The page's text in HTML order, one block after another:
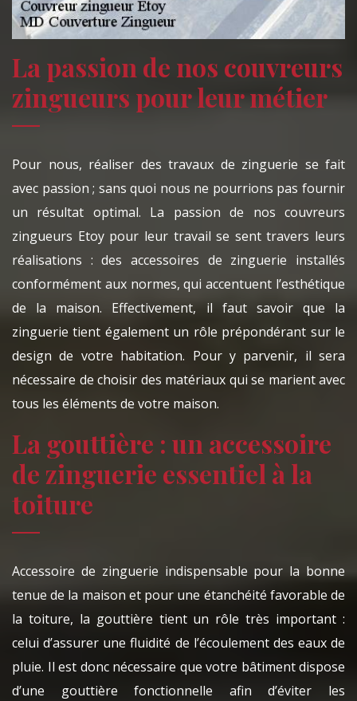
La passion de nos couvreurs
zingueurs pour leur métier
Pour nous, réaliser des travaux de zinguerie se fait
avec passion ; sans quoi nous ne pourrions pas fournir
un résultat optimal. La passion de nos couvreurs
zingueurs Etoy pour leur travail se sent travers leurs
réalisations : des accessoires de zinguerie installés
conformément aux normes, qui accentuent l’esthétique
de la maison. Effectivement, il faut savoir que la
zinguerie tient également un rôle prépondérant sur le
design de votre habitation. Pour y parvenir, il sera
nécessaire de choisir des matériaux qui se marient avec
tous les éléments de votre maison.
La gouttière : un accessoire
de zinguerie essentiel à la
toiture
Accessoire de zinguerie indispensable pour la bonne
tenue de la maison et pour une étanchéité favorable de
la toiture, la gouttière tient un rôle très important :
celui d’assurer une fluidité de l’écoulement des eaux de
pluie. Il est donc nécessaire que votre bâtiment dispose
d’une gouttière fonctionnelle afin d’éviter les